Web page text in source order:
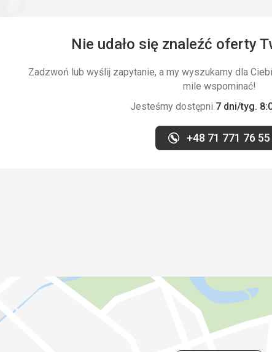
Nie udało się znaleźć oferty
Zadzwoń lub wyślij zapytanie, a my wyszukamy dla
mile wspominać!
Jesteśmy dostępni 7 dni/tyg.
+48 71 771 76 55